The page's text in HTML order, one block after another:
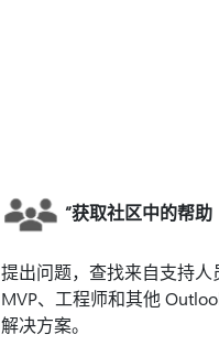
”获取社区中的帮助
提出问题，查找来自支持人
MVP、工程师和其他
解决方案。